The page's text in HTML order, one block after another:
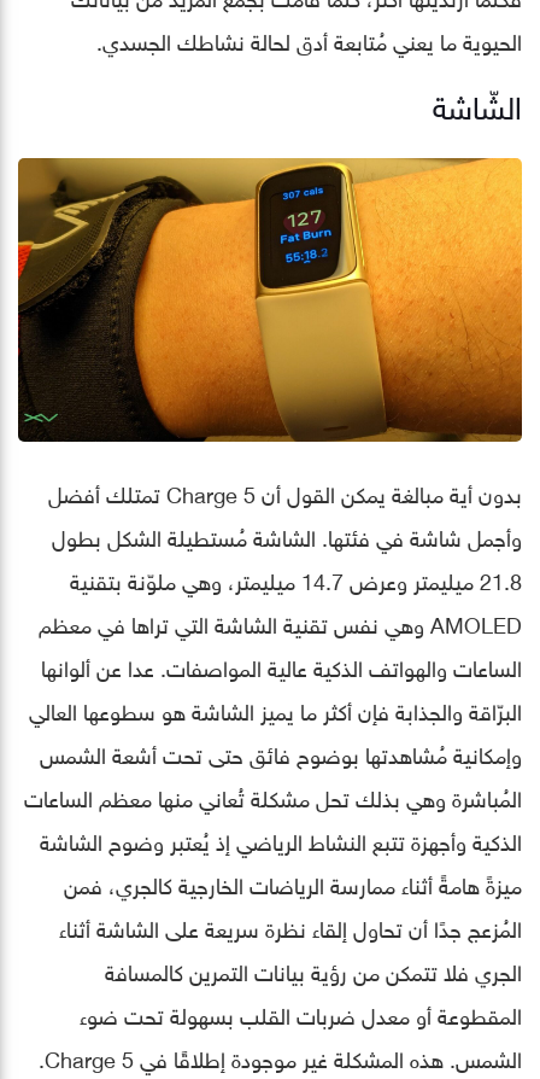
الحيوية ما يعني مُتابعة أدق لحالة نشاطك الجسدي.
الشّاشة
بدون أية مبالغة يمكن القول أن Charge 5 تمتلك أفضل
وأجمل شاشة في فئتها. الشاشة مُستطيلة الشكل بطول
21.8 ميليمتر وعرض 14.7 ميليمتر، وهي ملوّنة بتقنية
AMOLED وهي نفس تقنية الشاشة التي تراها في معظم
الساعات والهواتف الذكية عالية المواصفات. عدا عن ألوانها
البرّاقة والجذابة فإن أكثر ما يميز الشاشة هو سطوعها العالي
وإمكانية مُشاهدتها بوضوح فائق حتى تحت أشعة الشمس
المُباشرة وهي بذلك تحل مشكلة تُعاني منها معظم الساعات
الذكية وأجهزة تتبع النشاط الرياضي إذ يُعتبر وضوح الشاشة
ميزةً هامةً أثناء ممارسة الرياضات الخارجية كالجري، فمن
المُزعج جدًا أن تحاول إلقاء نظرة سريعة على الشاشة أثناء
الجري فلا تتمكن من رؤية بيانات التمرين كالمسافة
المقطوعة أو معدل ضربات القلب بسهولة تحت ضوء
الشمس. هذه المشكلة غير موجودة إطلاقًا في Charge 5.